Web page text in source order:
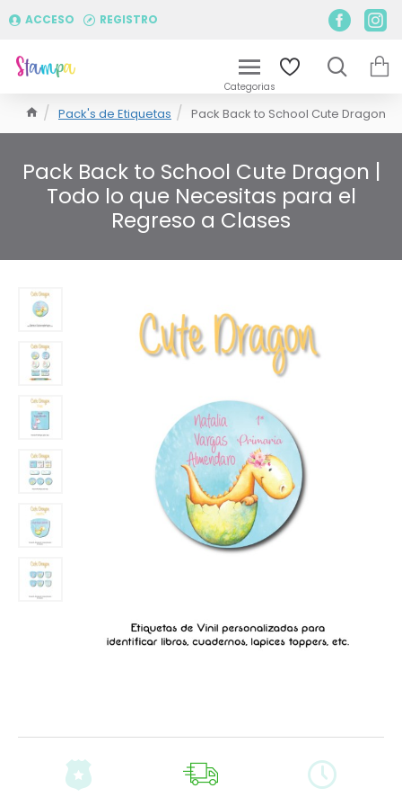
ACCESO REGISTRO
Pack's de Etiquetas Pack Back to School Cute Dragon
Pack Back to School Cute Dragon |
Todo lo que Necesitas para el
Regreso a Clases